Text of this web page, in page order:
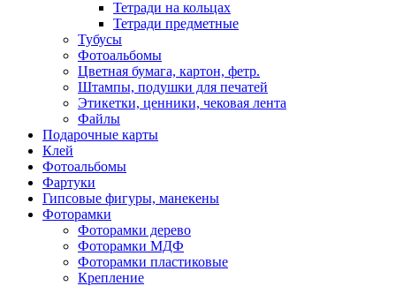
Тетради на кольцах
Тетради предметные
Тубусы
Фотоальбомы
Цветная бумага, картон, фетр.
Штампы, подушки для печатей
Этикетки, ценники, чековая лента
Файлы
Подарочные карты
Клей
Фотоальбомы
Фартуки
Гипсовые фигуры, манекены
Фоторамки
Фоторамки дерево
Фоторамки МДФ
Фоторамки пластиковые
Крепление